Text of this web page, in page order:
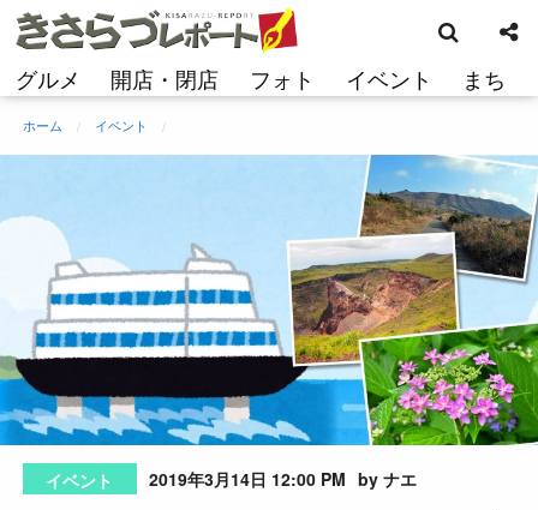
コ
ン
ン
へ
キ
グルメ 開店・閉店 フォト イベント まち
索
ホーム イベント
イベント 2019年3月14日 12:00 PM by ナエ